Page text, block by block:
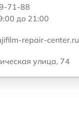
71-88
до 21:00
repair-center.ru
улица, 74